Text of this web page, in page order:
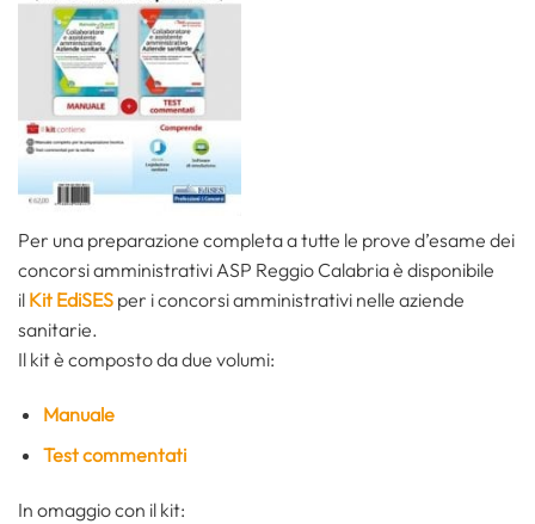
Per una preparazione completa a tutte le prove d’esame dei
concorsi amministrativi ASP Reggio Calabria è disponibile
il Kit EdiSES per i concorsi amministrativi nelle aziende
sanitarie.
Il kit è composto da due volumi:
Manuale
Test commentati
In omaggio con il kit: